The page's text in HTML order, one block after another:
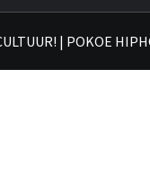
| POKOE